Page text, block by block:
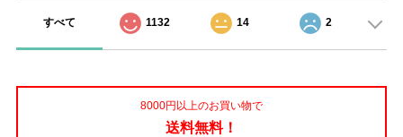
すべて 1132 14 2
8000円以上のお買い物で
送料無料！